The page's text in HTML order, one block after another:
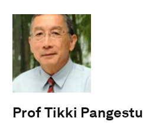
Prof Tikki Pangestu